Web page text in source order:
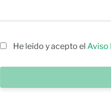
He leído y acepto el Aviso